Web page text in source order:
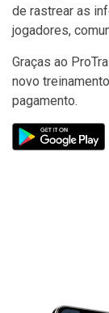
de rastrear as
jogadores,
Graças ao
novo
pagamento.